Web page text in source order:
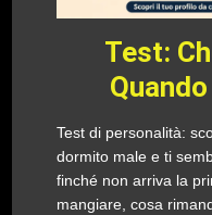
Test:
Test di personalità:
dormito male e ti
finché non arriva la
mangiare, cosa